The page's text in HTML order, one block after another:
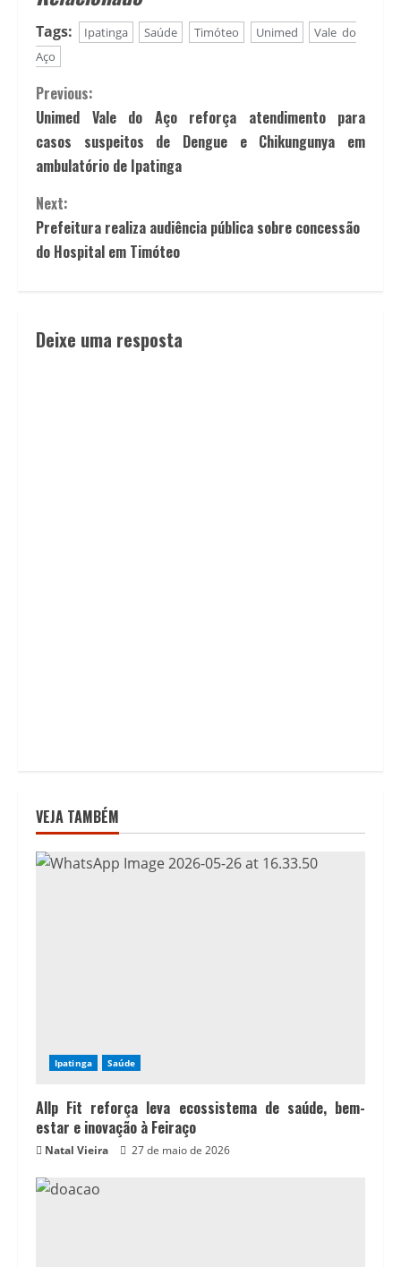
Tags: Ipatinga Saúde Timóteo Unimed
Vale do
Aço
Previous:
Unimed Vale do Aço reforça atendimento para
casos suspeitos de Dengue e Chikungunya em
ambulatório de Ipatinga
Next:
Prefeitura realiza audiência pública sobre concessão
do Hospital em Timóteo
Deixe uma resposta
VEJA TAMBÉM
Ipatinga Saúde
Allp Fit reforça leva ecossistema de saúde, bem-
estar e inovação à Feiraço
Natal Vieira 27 de maio de 2026